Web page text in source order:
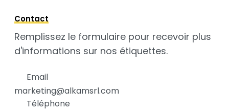
Contact
Remplissez le formulaire pour recevoir plus
d'informations sur nos étiquettes.
Email
marketing@alkamsrl.com
Téléphone